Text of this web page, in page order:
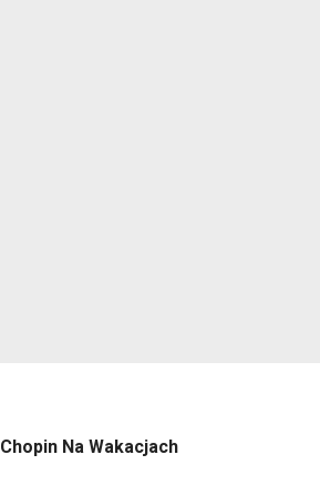
Chopin Na Wakacjach